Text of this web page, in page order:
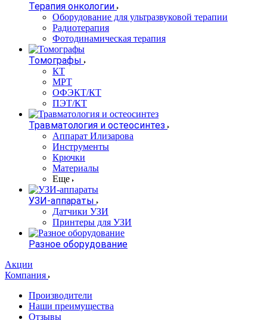
Терапия онкологии
Оборудование для ультразвуковой терапии
Радиотерапия
Фотодинамическая терапия
Томографы
КТ
МРТ
ОФЭКТ/КТ
ПЭТ/КТ
Травматология и остеосинтез
Аппарат Илизарова
Инструменты
Крючки
Материалы
Еще
УЗИ-аппараты
Датчики УЗИ
Принтеры для УЗИ
Разное оборудование
Акции
Компания
Производители
Наши преимущества
Отзывы